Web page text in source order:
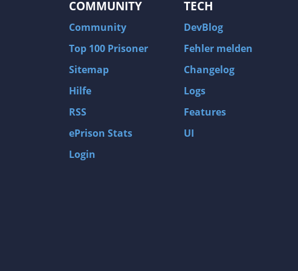
COMMUNITY
Community
Top 100 Prisoner
Sitemap
Hilfe
RSS
ePrison Stats
Login
TECH
DevBlog
Fehler melden
Changelog
Logs
Features
UI